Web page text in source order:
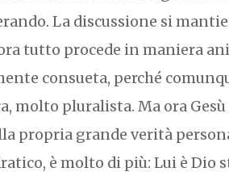
La discussione si
tutto procede in maniera
consueta, perché
molto pluralista. Ma ora Gesù
propria grande verità
è molto di più: Lui è Dio